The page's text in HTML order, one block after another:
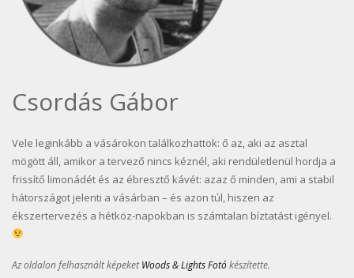
Csordás Gábor
Vele leginkább a vásárokon találkozhattok: ő az, aki az asztal
mögött áll, amikor a tervező nincs kéznél, aki rendületlenül hordja a
frissítő limonádét és az ébresztő kávét: azaz ő minden, ami a stabil
hátországot jelenti a vásárban – és azon túl, hiszen az
ékszertervezés a hétköz-napokban is számtalan bíztatást igényel.
Az oldalon felhasznált képeketWoods & Lights Fotókészítette.